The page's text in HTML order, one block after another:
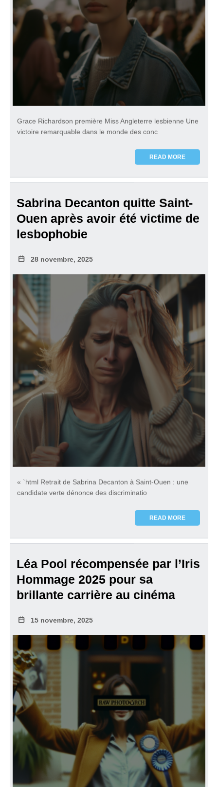
Grace Richardson première Miss Angleterre lesbienne Une
victoire remarquable dans le monde des conc
READ MORE
Sabrina Decanton quitte Saint-
Ouen après avoir été victime de
lesbophobie
28 novembre, 2025
« `html Retrait de Sabrina Decanton à Saint-Ouen : une
candidate verte dénonce des discriminatio
READ MORE
Léa Pool récompensée par l’Iris
Hommage 2025 pour sa
brillante carrière au cinéma
15 novembre, 2025